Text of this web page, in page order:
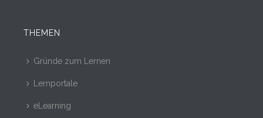
THEMEN
Gründe zum Lernen
Lernportale
eLearning